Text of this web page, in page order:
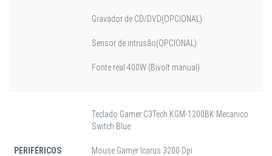
Gravador de CD/DVD(OPCIONAL)
Sensor de intrusão(OPCIONAL)
Fonte real 400W (Bivolt manual)
PERIFÉRICOS
Teclado Gamer C3Tech KGM-1200BK Mecanico
Switch Blue
Mouse Gamer Icarus 3200 Dpi